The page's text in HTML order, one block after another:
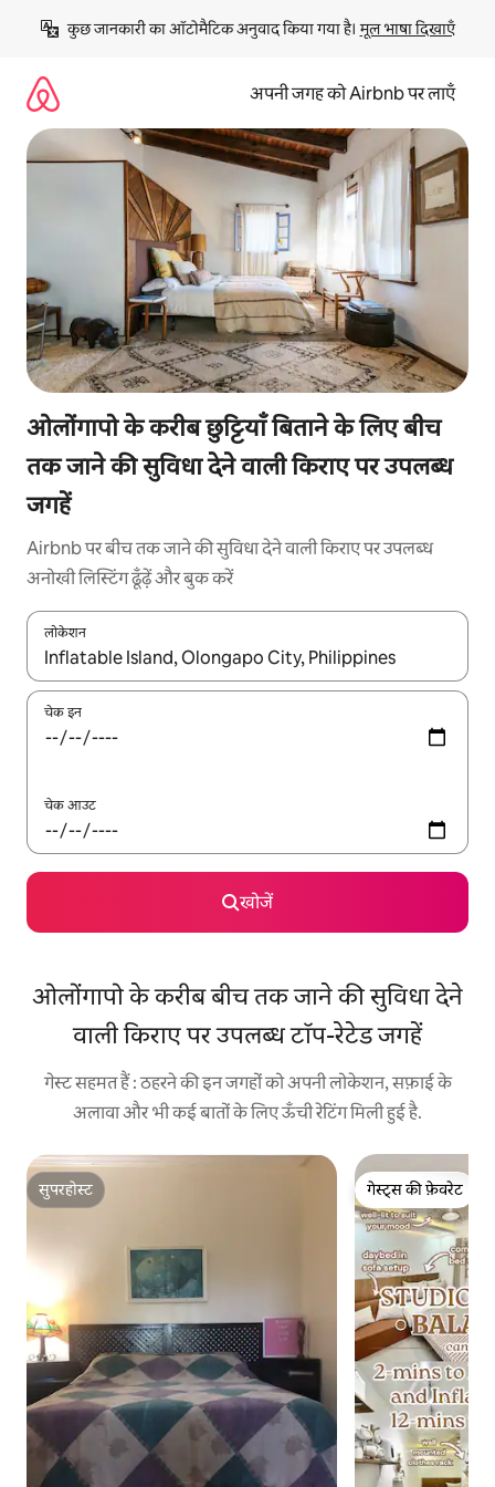
छोड़कर
कॉन्टेंट
कुछ जानकारी का ऑटोमैटिक अनुवाद किया गया है। मूल भाषा दिखाएँ
अपनी जगह को Airbnb पर लाएँ
ओलोंगापो के करीब छुट्टियाँ बिताने के लिए बीच
तक जाने की सुविधा देने वाली किराए पर उपलब्ध
जगहें
Airbnb पर बीच तक जाने की सुविधा देने वाली किराए पर उपलब्ध
अनोखी लिस्टिंग ढूँढ़ें और बुक करें
लोकेशन
नतीजों के उपलब्ध होने पर, अप और डाउन 'ऐरो की' का इस्तेमाल करके नेविगेट
चेक इन
चेक आउट
खोजें
ओलोंगापो के करीब बीच तक जाने की सुविधा देने
वाली किराए पर उपलब्ध टॉप-रेटेड जगहें
गेस्ट सहमत हैं : ठहरने की इन जगहों को अपनी लोकेशन, सफ़ाई के
अलावा और भी कई बातों के लिए ऊँची रेटिंग मिली हुई है.
सुपरहोस्ट
सुपरहोस्ट
गेस्ट्स की फ़ेवरेट
गेस्ट्स की फ़ेवरेट